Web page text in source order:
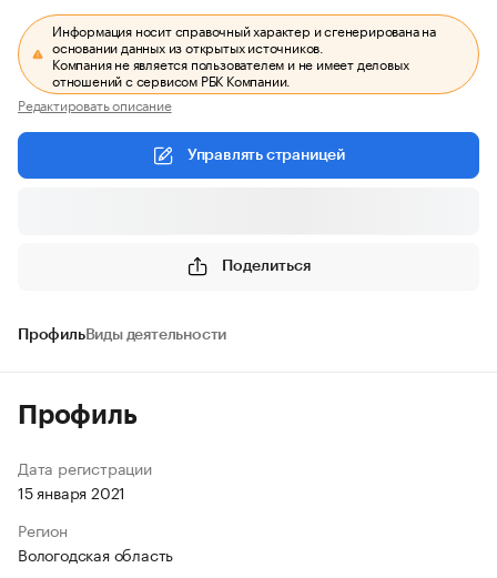
Информация носит справочный характер и сгенерирована на
основании данных из открытых источников.
Компания не является пользователем и не имеет деловых
отношений с сервисом РБК Компании.
Редактировать описание
Управлять страницей
Поделиться
ПрофильВиды деятельности
Профиль
Дата регистрации
15 января 2021
Регион
Вологодская область